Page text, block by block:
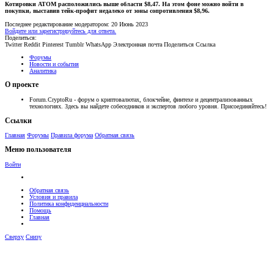
Котировки ATOM расположились выше области $8,47. На этом фоне можно войти в
покупки, выставив тейк-профит недалеко от зоны сопротивления $8,96.
Последнее редактирование модератором: 20 Июнь 2023
Войдите или зарегистрируйтесь для ответа.
Поделиться:
Twitter Reddit Pinterest Tumblr WhatsApp Электронная почта Поделиться Ссылка
Форумы
Новости и события
Аналитика
О проекте
Forum.CryptoRu - форум о криптовалютах, блокчейне, финтехе и децентрализованных
технологиях. Здесь вы найдете собеседников и экспертов любого уровня. Присоединяйтесь!
Ссылки
Главная Форумы Правила форума Обратная связь
Меню пользователя
Войти
Обратная связь
Условия и правила
Политика конфиденциальности
Помощь
Главная
Сверху Снизу